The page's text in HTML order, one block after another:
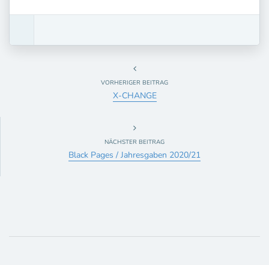
VORHERIGER BEITRAG
X-CHANGE
NÄCHSTER BEITRAG
Black Pages / Jahresgaben 2020/21